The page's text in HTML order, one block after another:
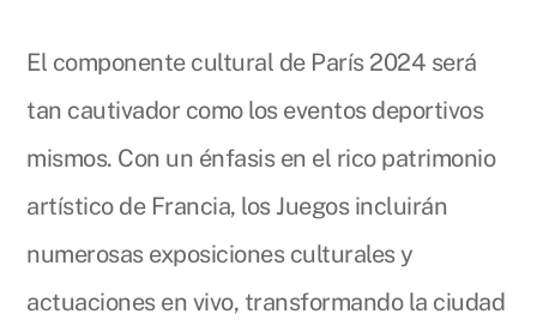
El componente cultural de París 2024 será
tan cautivador como los eventos deportivos
mismos. Con un énfasis en el rico patrimonio
artístico de Francia, los Juegos incluirán
numerosas exposiciones culturales y
actuaciones en vivo, transformando la ciudad